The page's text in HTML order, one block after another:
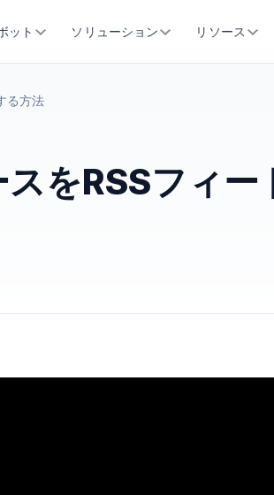
ット ソリューション リソース
る方法
をRSSフィー